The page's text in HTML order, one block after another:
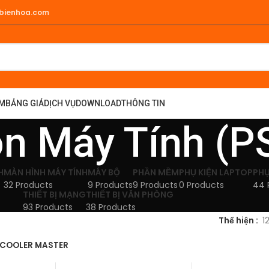
BẢNG GIÁDỊCH VỤDOWNLOADTHÔNG TIN
Máy Tính
MÀN HÌNH MÁY TÍNH
32 Products
MÁY BỘ
9 Products
PHẦN MỀM
9 Products
PHỤ KIỆN LAPTOP
0 Products
44
THIẾT BỊ MẠNG
93 Products
THIẾT BỊ VĂN PHÒNG
38 Products
Thể hiện
12
MASTER